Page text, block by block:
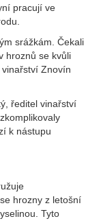
pracují ve
srážkám. Čekali
hroznů se kvůli
Znovín
ředitel vinařství
k nástupu
hrozny z letošní
Tyto